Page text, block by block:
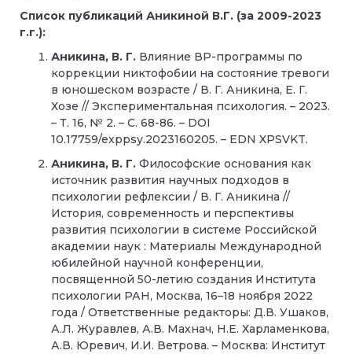
Список публикаций Аникиной В.Г. (за 2009-2023
г.г.):
Аникина, В. Г. Влияние ВР-программы по
коррекции никтофобии на состояние тревоги
в юношеском возрасте / В. Г. Аникина, Е. Г.
Хозе // Экспериментальная психология. – 2023.
– Т. 16, № 2. – С. 68-86. – DOI
10.17759/exppsy.2023160205. – EDN XPSVKT.
Аникина, В. Г. Философские основания как
источник развития научных подходов в
психологии рефлексии / В. Г. Аникина //
История, современность и перспективы
развития психологии в системе Российской
академии наук : Материалы Международной
юбилейной научной конференции,
посвященной 50-летию создания Института
психологии РАН, Москва, 16–18 ноября 2022
года / Ответственные редакторы: Д.В. Ушаков,
А.Л. Журавлев, А.В. Махнач, Н.Е. Харламенкова,
А.В. Юревич, И.И. Ветрова. – Москва: Институт